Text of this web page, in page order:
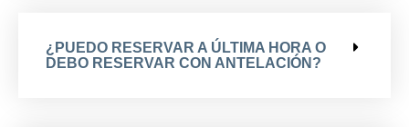
¿PUEDO RESERVAR A ÚLTIMA HORA O
DEBO RESERVAR CON ANTELACIÓN?